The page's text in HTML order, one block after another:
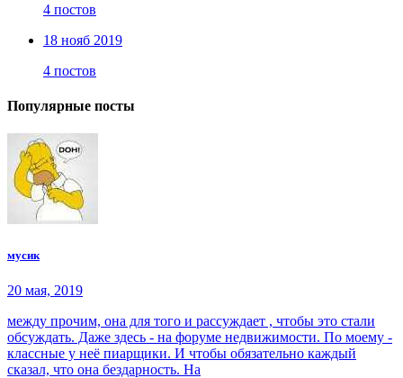
4 постов
18 нояб 2019
4 постов
Популярные посты
мусик
20 мая, 2019
между прочим, она для того и рассуждает , чтобы это стали
обсуждать. Даже здесь - на форуме недвижимости. По моему -
классные у неё пиарщики. И чтобы обязательно каждый
сказал, что она бездарность. На